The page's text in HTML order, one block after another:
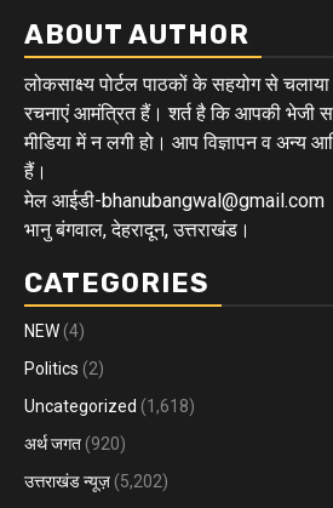
ABOUT AUTHOR
लोकसाक्ष्य पोर्टल पाठकों के सहयोग से
रचनाएं आमंत्रित हैं। शर्त है कि आपकी भेजी
मीडिया में न लगी हो। आप विज्ञापन व अन्य
हैं।
मेल आईडी-bhanubangwal@gmail.com
भानु बंगवाल, देहरादून, उत्तराखंड।
CATEGORIES
NEW (4)
Politics (2)
Uncategorized (1,618)
अर्थ जगत (920)
उत्तराखंड न्यूज़ (5,202)